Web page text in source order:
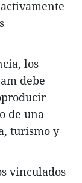
los
debe
de una
turismo y
vinculados